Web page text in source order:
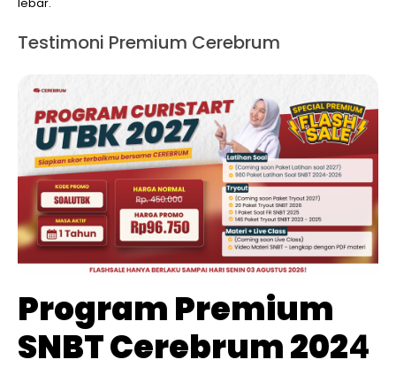
lebar.
Testimoni Premium Cerebrum
Program Premium
SNBT Cerebrum 2024